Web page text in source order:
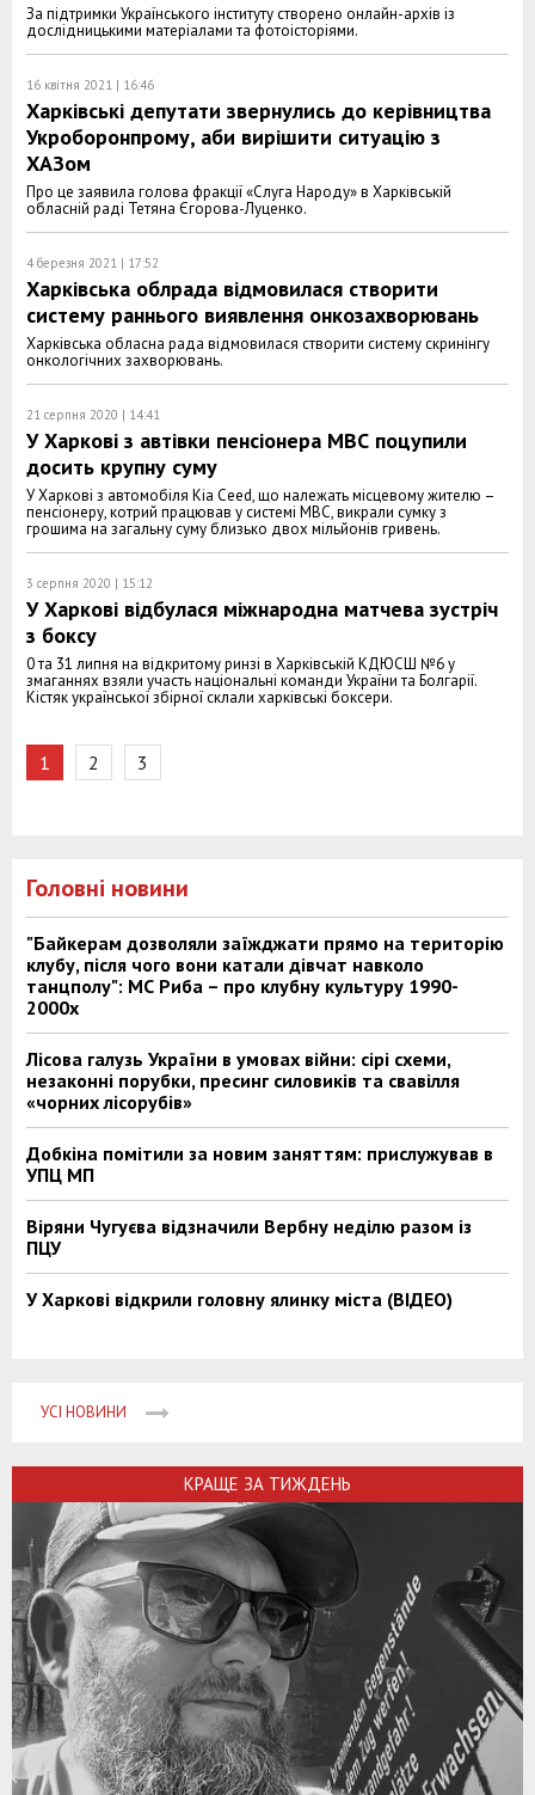
За підтримки Українського інституту створено онлайн-архів із
дослідницькими матеріалами та фотоісторіями.
16 квітня 2021 | 16:46
Харківські депутати звернулись до керівництва
Укроборонпрому, аби вирішити ситуацію з
ХАЗом
Про це заявила голова фракції «Слуга Народу» в Харківській
обласній раді Тетяна Єгорова-Луценко.
4 березня 2021 | 17:52
Харківська облрада відмовилася створити
систему раннього виявлення онкозахворювань
Харківська обласна рада відмовилася створити систему скринінгу
онкологічних захворювань.
21 серпня 2020 | 14:41
У Харкові з автівки пенсіонера МВС поцупили
досить крупну суму
У Харкові з автомобіля Kia Ceed, що належать місцевому жителю –
пенсіонеру, котрий працював у системі МВС, викрали сумку з
грошима на загальну суму близько двох мільйонів гривень.
3 серпня 2020 | 15:12
У Харкові відбулася міжнародна матчева зустріч
з боксу
0 та 31 липня на відкритому ринзі в Харківській КДЮСШ №6 у
змаганнях взяли участь національні команди України та Болгарії.
Кістяк української збірної склали харківські боксери.
1 2 3
Головні новини
"Байкерам дозволяли заїжджати прямо на територію
клубу, після чого вони катали дівчат навколо
танцполу": МС Риба – про клубну культуру 1990-
2000х
Лісова галузь України в умовах війни: сірі схеми,
незаконні порубки, пресинг силовиків та свавілля
«чорних лісорубів»
Добкіна помітили за новим заняттям: прислужував в
УПЦ МП
Віряни Чугуєва відзначили Вербну неділю разом із
ПЦУ
У Харкові відкрили головну ялинку міста (ВІДЕО)
УСІ НОВИНИ
КРАЩЕ ЗА ТИЖДЕНЬ